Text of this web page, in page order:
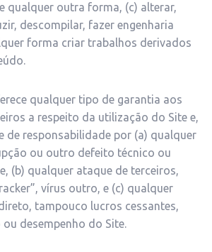
qualquer outra forma, (c) alterar,
descompilar, fazer engenharia
forma criar trabalhos derivados
qualquer tipo de garantia aos
a respeito da utilização do Site e,
de responsabilidade por (a) qualquer
ou outro defeito técnico ou
(b) qualquer ataque de terceiros,
vírus outro, e (c) qualquer
tampouco lucros cessantes,
desempenho do Site.